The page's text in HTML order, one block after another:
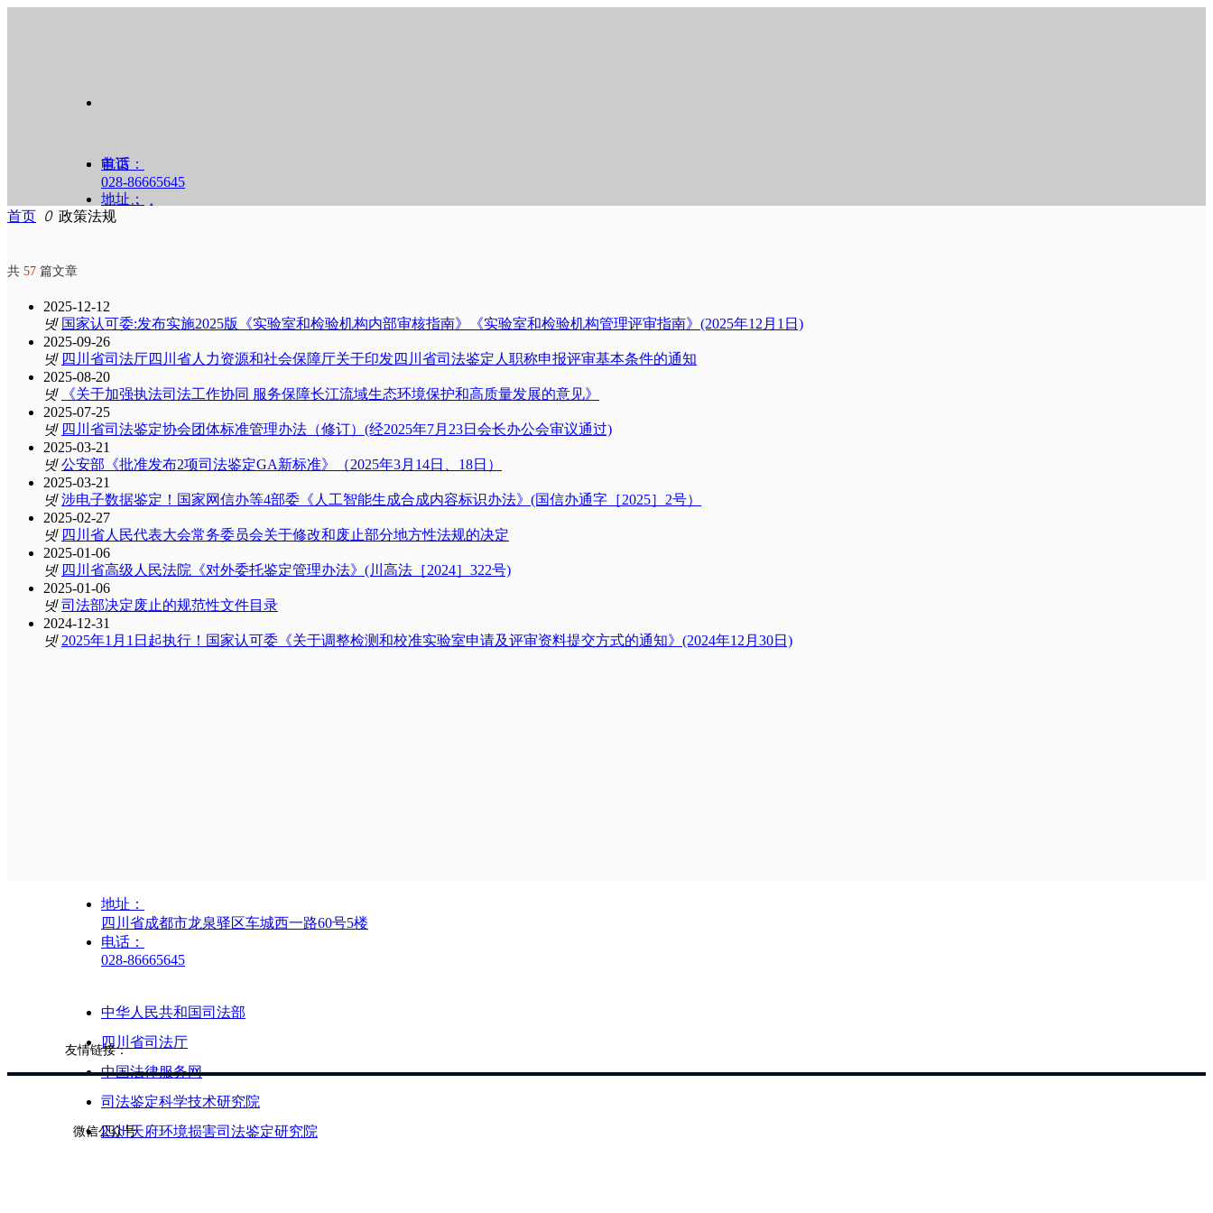
首页
关于协会
政策法规
案例展示
党建工作
机构名录
学术交流
管理平台
电话：
028-86665645
地址：
四川省成都市龙泉驿区车城西一路60号5楼
首页 ꄲ 政策法规
共 57 篇文章
2025-12-12
넷 国家认可委:发布实施2025版《实验室和检验机构内部审核指南》《实验室和检验机构管理评审指南》(2025年12月1日)
2025-09-26
넷 四川省司法厅四川省人力资源和社会保障厅关于印发四川省司法鉴定人职称申报评审基本条件的通知
2025-08-20
넷
《关于加强执法司法工作协同 服务保障长江流域生态环境保护和高质量发展的意见》
2025-07-25
넷 四川省司法鉴定协会团体标准管理办法（修订）(经2025年7月23日会长办公会审议通过)
2025-03-21
넷 公安部《批准发布2项司法鉴定GA新标准》（2025年3月14日、18日）
2025-03-21
넷 涉电子数据鉴定！国家网信办等4部委《人工智能生成合成内容标识办法》(国信办通字［2025］2号）
2025-02-27
넷 四川省人民代表大会常务委员会关于修改和废止部分地方性法规的决定
2025-01-06
넷 四川省高级人民法院《对外委托鉴定管理办法》(川高法［2024］322号)
2025-01-06
넷 司法部决定废止的规范性文件目录
2024-12-31
넷 2025年1月1日起执行！国家认可委《关于调整检测和校准实验室申请及评审资料提交方式的通知》(2024年12月30日)
地址：
四川省成都市龙泉驿区车城西一路60号5楼
电话：
028-86665645
中华人民共和国司法部
四川省司法厅
中国法律服务网
司法鉴定科学技术研究院
四川天府环境损害司法鉴定研究院
友情链接：
微信公众号